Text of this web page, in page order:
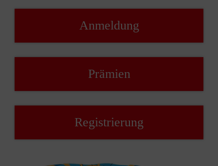
Anmeldung
Prämien
Registrierung